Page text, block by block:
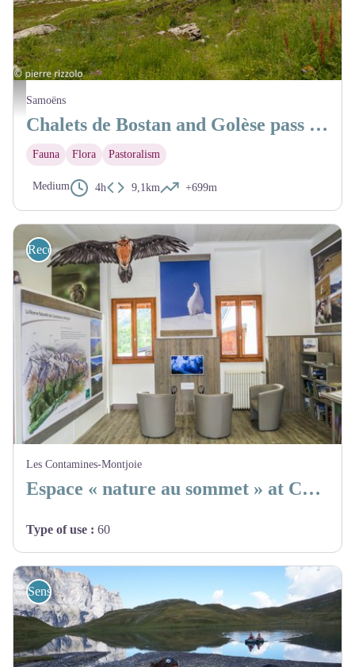
Vue sur le refuge de Bostan - @PierreRizzolo
Samoëns
Chalets de Bostan and Golèse pass loop
Fauna Flora Pastoralism
Medium 4h 9,1km +699m
Recommended sites
Les Contamines-Montjoie
Espace « nature au sommet » at Contamines-Montjoie
Type of use : 60
Sensibilisation